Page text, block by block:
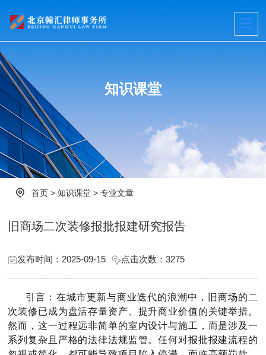
知识课堂
首页 >知识课堂 >专业文章
旧商场二次装修报批报建研究报告
发布时间：2025-09-15 点击次数：3275
引言：在城市更新与商业迭代的浪潮中，旧商场的二
次装修已成为盘活存量资产、提升商业价值的关键举措。
然而，这一过程远非简单的室内设计与施工，而是涉及一
系列复杂且严格的法律法规监管。任何对报批报建流程的